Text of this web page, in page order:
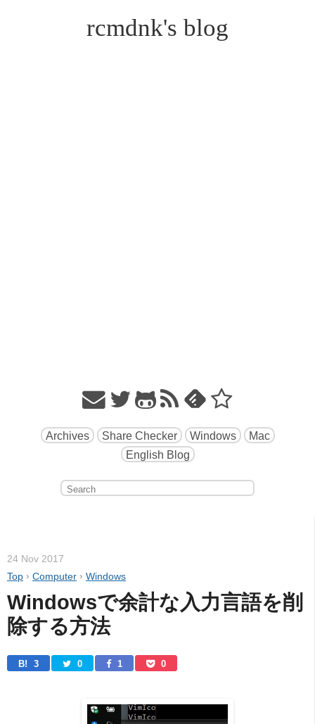
rcmdnk's blog
Archives Share Checker Windows
Mac
English Blog
24 Nov 2017
Top › Computer › Windows
Windowsで余計な入力言語を削
除する方法
B! 3 0 1 0